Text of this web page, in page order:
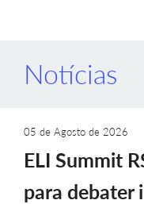
Notícias
05 de Agosto de 2026
ELI Summit
para debater